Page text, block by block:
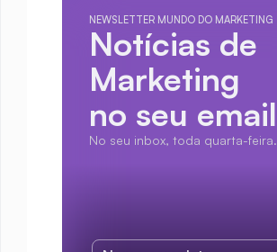
NEWSLETTER MUNDO DO MARKETING
Notícias de
Marketing
no seu email
No seu inbox, toda quarta-feira.